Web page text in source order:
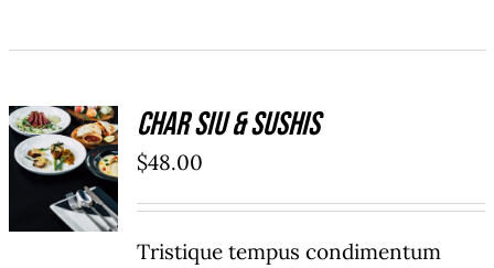
ADD TO
CART
/
DÉTAILS
Char Siu & Sushis
$48.00
Tristique tempus condimentum